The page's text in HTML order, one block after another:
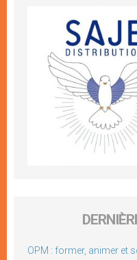
OPM : former, animer et